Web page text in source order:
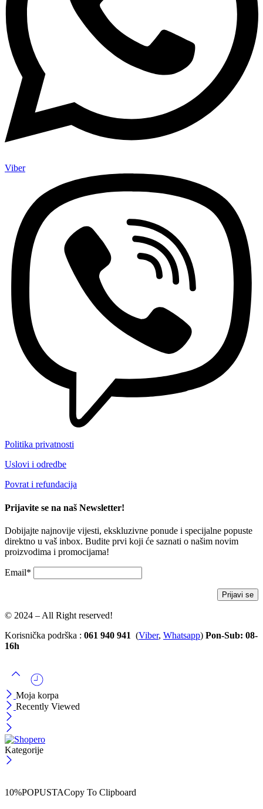
Viber
Politika privatnosti
Uslovi i odredbe
Povrat i refundacija
Prijavite se na naš Newsletter!
Dobijajte najnovije vijesti, ekskluzivne ponude i specijalne popuste
direktno u vaš inbox. Budite prvi koji će saznati o našim novim
proizvodima i promocijama!
Email*
© 2024 – All Right reserved!
Korisnička podrška : 061 940 941 (Viber, Whatsapp) Pon-Sub: 08-
16h
Moja korpa
Recently Viewed
Kategorije
10%POPUSTACopy To Clipboard